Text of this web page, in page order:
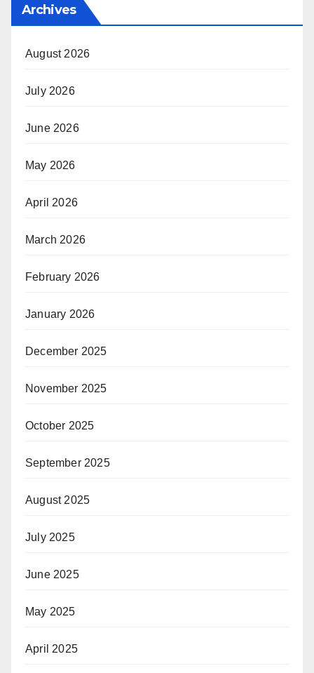
Archives
August 2026
July 2026
June 2026
May 2026
April 2026
March 2026
February 2026
January 2026
December 2025
November 2025
October 2025
September 2025
August 2025
July 2025
June 2025
May 2025
April 2025